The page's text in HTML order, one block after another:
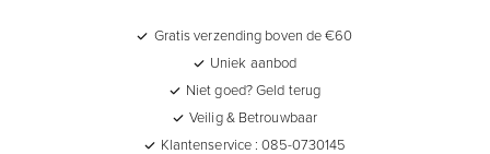
Gratis verzending boven de €60
Uniek aanbod
Niet goed? Geld terug
Veilig & Betrouwbaar
Klantenservice : 085-0730145